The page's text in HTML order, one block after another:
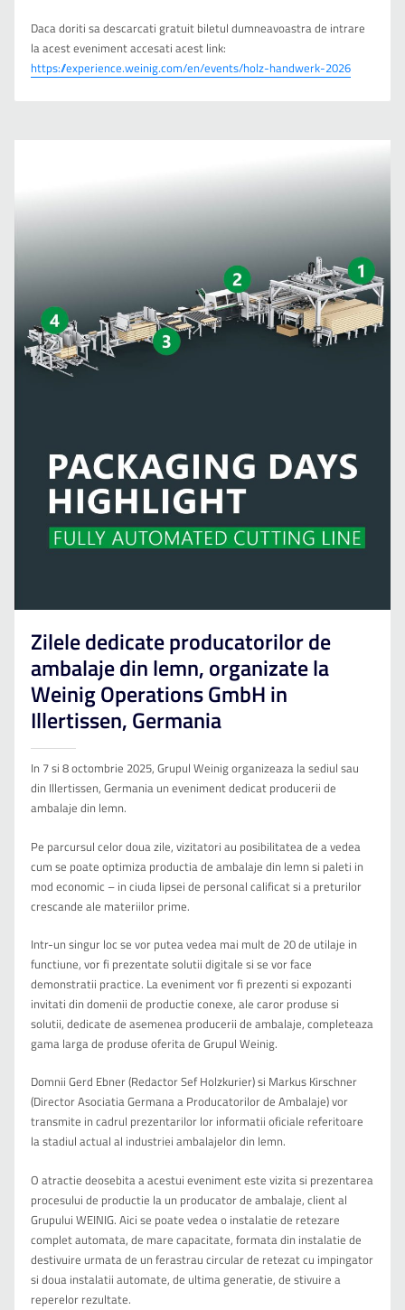
Daca doriti sa descarcati gratuit biletul dumneavoastra de intrare
la acest eveniment accesati acest link:
https://experience.weinig.com/en/events/holz-handwerk-2026
Zilele dedicate producatorilor de
ambalaje din lemn, organizate la
Weinig Operations GmbH in
Illertissen, Germania
In 7 si 8 octombrie 2025, Grupul Weinig organizeaza la sediul sau
din Illertissen, Germania un eveniment dedicat producerii de
ambalaje din lemn.
Pe parcursul celor doua zile, vizitatori au posibilitatea de a vedea
cum se poate optimiza productia de ambalaje din lemn si paleti in
mod economic – in ciuda lipsei de personal calificat si a preturilor
crescande ale materiilor prime.
Intr-un singur loc se vor putea vedea mai mult de 20 de utilaje in
functiune, vor fi prezentate solutii digitale si se vor face
demonstratii practice. La eveniment vor fi prezenti si expozanti
invitati din domenii de productie conexe, ale caror produse si
solutii, dedicate de asemenea producerii de ambalaje, completeaza
gama larga de produse oferita de Grupul Weinig.
Domnii Gerd Ebner (Redactor Sef Holzkurier) si Markus Kirschner
(Director Asociatia Germana a Producatorilor de Ambalaje) vor
transmite in cadrul prezentarilor lor informatii oficiale referitoare
la stadiul actual al industriei ambalajelor din lemn.
O atractie deosebita a acestui eveniment este vizita si prezentarea
procesului de productie la un producator de ambalaje, client al
Grupului WEINIG. Aici se poate vedea o instalatie de retezare
complet automata, de mare capacitate, formata din instalatie de
destivuire urmata de un ferastrau circular de retezat cu impingator
si doua instalatii automate, de ultima generatie, de stivuire a
reperelor rezultate.